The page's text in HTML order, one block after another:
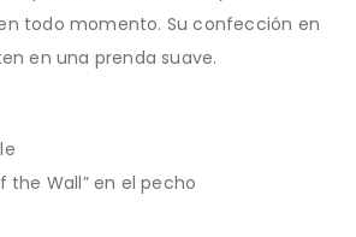
todo momento. Su confección en
en una prenda suave.
the Wall” en el pecho